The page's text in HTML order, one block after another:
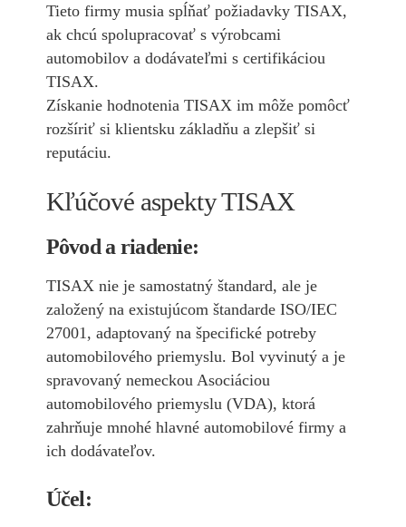
Tieto firmy musia spĺňať požiadavky TISAX,
ak chcú spolupracovať s výrobcami
automobilov a dodávateľmi s certifikáciou
TISAX.
Získanie hodnotenia TISAX im môže pomôcť
rozšíriť si klientsku základňu a zlepšiť si
reputáciu.
Kľúčové aspekty TISAX
Pôvod a riadenie:
TISAX nie je samostatný štandard, ale je
založený na existujúcom štandarde ISO/IEC
27001, adaptovaný na špecifické potreby
automobilového priemyslu. Bol vyvinutý a je
spravovaný nemeckou Asociáciou
automobilového priemyslu (VDA), ktorá
zahrňuje mnohé hlavné automobilové firmy a
ich dodávateľov.
Účel: